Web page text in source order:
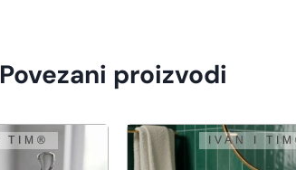
Povezani proizvodi